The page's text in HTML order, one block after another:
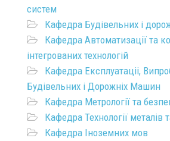
систем
Кафедра Будівельних і
Кафедра Автоматизації та
інтегрованих технологій
Кафедра Експлуатаціі,
Будівельних і Дорожніх Машин
Кафедра Метрології та
Кафедра Технології металів
Кафедра Іноземних мов